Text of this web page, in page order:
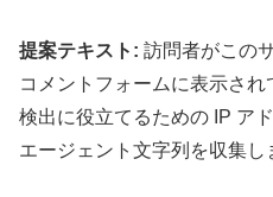
提案テキスト: 訪問者がこの
コメントフォームに表示さ
検出に役立てるための IP ア
エージェント文字列を収集し